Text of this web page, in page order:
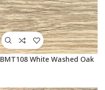
BMT108 White Washed Oak